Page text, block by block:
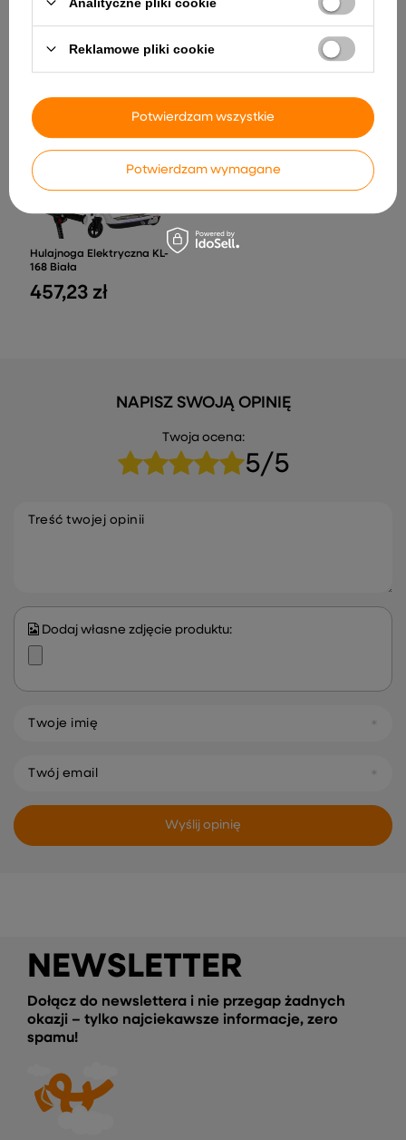
Rower Biegowy ENDURO
117,90 zł
Samochód na akumulator
Audi RS Q8 Światła LED MP3
823,09 zł
Hulajnoga Elektryczna KL-
168 Biała
457,23 zł
NAPISZ SWOJĄ OPINIĘ
Twoja ocena:
5/5
Treść twojej opinii
Dodaj własne zdjęcie produktu:
Twoje imię
Twój email
Wyślij opinię
NEWSLETTER
Dołącz do newslettera i nie przegap żadnych
okazji – tylko najciekawsze informacje, zero
spamu!
Reklamowe pliki cookie
Potwierdzam wymagane
Potwierdzam wszystkie